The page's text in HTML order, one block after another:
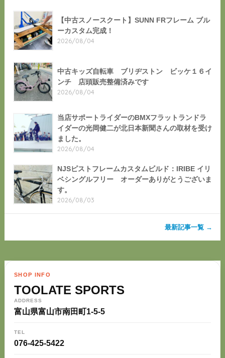
【中古スノースクート】SUNN FRフレーム ブル
ーカスタム完成！
2026/08/04
中古キッズ自転車 ブリヂストン ビッケ１６イ
ンチ 店頭販売整備済みです
2026/08/04
当店サポートライダーのBMXフラットランドラ
イダーの光岡健二が北日本新聞さんの取材を受け
ました。
2026/08/04
NJSピストフレームカスタムビルド：IRIBE イリ
ベシングルフリー オーダーありがとうございま
す。
2026/08/03
最新記事一覧 →
SHOP INFO
TOOLATE SPORTS
ADDRESS
富山県富山市南田町1-5-5
TEL
076-425-5422